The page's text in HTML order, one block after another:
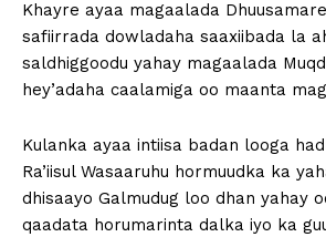
Khayre ayaa magaalada
safiirrada dowladaha saaxiibada la
saldhiggoodu yahay magaalada
hey’adaha caalamiga oo maanta
Kulanka ayaa intiisa badan looga
Ra’iisul Wasaaruhu hormuudka ka
dhisaayo Galmudug loo dhan yahay
qaadata horumarinta dalka iyo ka